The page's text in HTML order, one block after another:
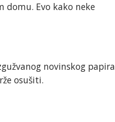
domu. Evo kako neke
novinskog papira
osušiti.